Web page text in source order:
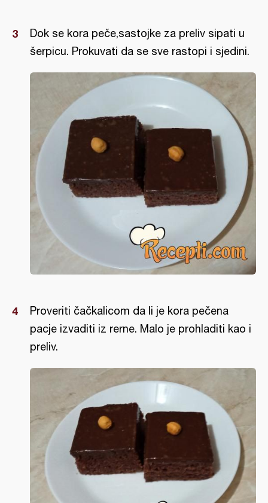
Dok se kora peče,sastojke za preliv sipati u
šerpicu. Prokuvati da se sve rastopi i sjedini.
Proveriti čačkalicom da li je kora pečena
pacje izvaditi iz rerne. Malo je prohladiti kao i
preliv.